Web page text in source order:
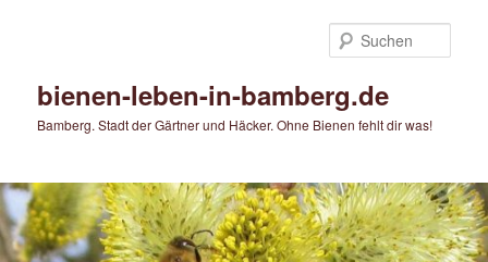
bienen-leben-in-bamberg.de
Bamberg. Stadt der Gärtner und Häcker. Ohne Bienen fehlt dir was!